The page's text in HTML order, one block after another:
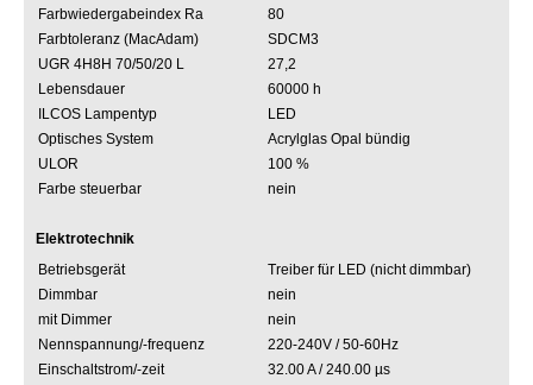
Farbwiedergabeindex Ra
80
Farbtoleranz (MacAdam)
SDCM3
UGR 4H8H 70/50/20 L
27,2
Lebensdauer
60000 h
ILCOS Lampentyp
LED
Optisches System
Acrylglas Opal bündig
ULOR
100 %
Farbe steuerbar
nein
Elektrotechnik
Betriebsgerät
Treiber für LED (nicht dimmbar)
Dimmbar
nein
mit Dimmer
nein
Nennspannung/-frequenz
220-240V / 50-60Hz
Einschaltstrom/-zeit
32.00 A / 240.00 µs